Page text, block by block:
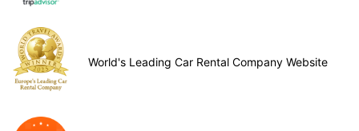
World's Leading Car Rental Company Website